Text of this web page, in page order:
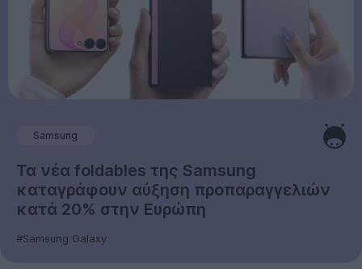
Samsung
Τα νέα foldables της Samsung
καταγράφουν αύξηση προπαραγγελιών
κατά 20% στην Ευρώπη
#Samsung Galaxy